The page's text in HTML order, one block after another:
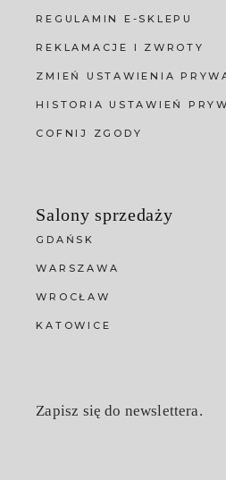
REGULAMIN E-SKLEPU
REKLAMACJE I ZWROTY
ZMIEŃ USTAWIENIA
HISTORIA USTAWIEŃ
COFNIJ ZGODY
Salony sprzedaży
GDAŃSK
WARSZAWA
WROCŁAW
KATOWICE
Zapisz się do newslettera.